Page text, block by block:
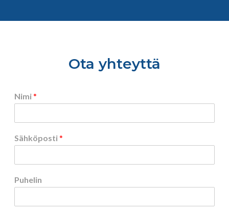
Ota yhteyttä
Nimi*
Sähköposti*
Puhelin